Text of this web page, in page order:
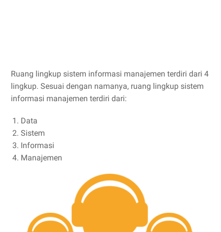
Ruang lingkup sistem informasi manajemen terdiri dari 4
lingkup. Sesuai dengan namanya, ruang lingkup sistem
informasi manajemen terdiri dari:
Data
Sistem
Informasi
Manajemen